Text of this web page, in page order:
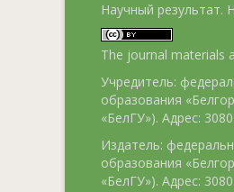
Научный результат.
The journal materials
Учредитель:
образования
«БелГУ»). Адрес:
Издатель:
образования
«БелГУ»). Адрес: